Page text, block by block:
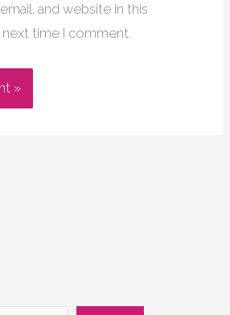
and website in this
time I comment.